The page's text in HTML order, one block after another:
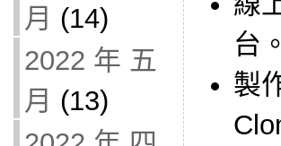
月 (14)
2022 年 五
月 (13)
台。
製